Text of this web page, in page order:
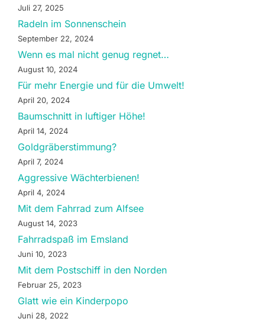
Juli 27, 2025
Radeln im Sonnenschein
September 22, 2024
Wenn es mal nicht genug regnet…
August 10, 2024
Für mehr Energie und für die Umwelt!
April 20, 2024
Baumschnitt in luftiger Höhe!
April 14, 2024
Goldgräberstimmung?
April 7, 2024
Aggressive Wächterbienen!
April 4, 2024
Mit dem Fahrrad zum Alfsee
August 14, 2023
Fahrradspaß im Emsland
Juni 10, 2023
Mit dem Postschiff in den Norden
Februar 25, 2023
Glatt wie ein Kinderpopo
Juni 28, 2022